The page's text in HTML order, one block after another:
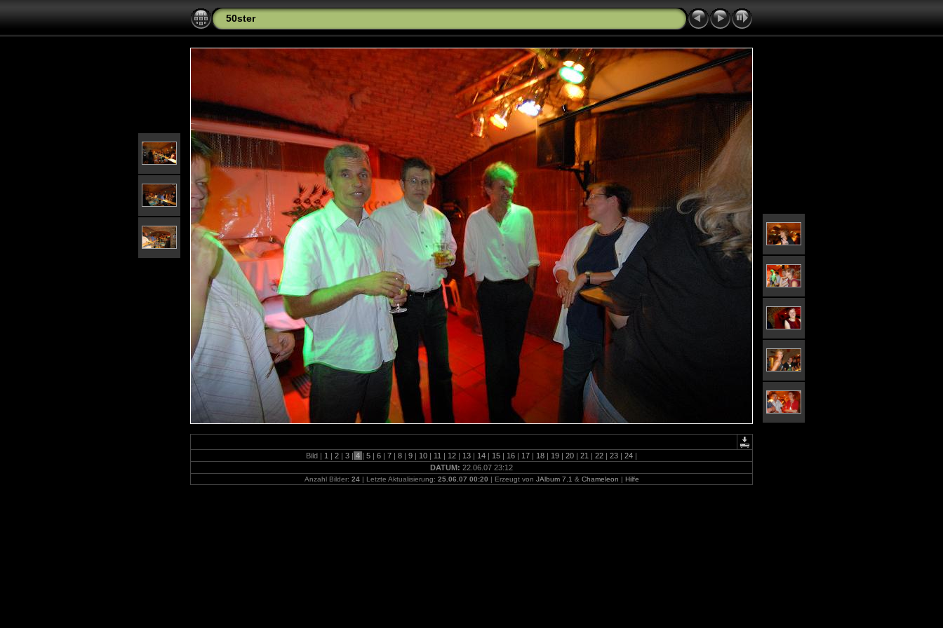
50ster
Bild | 1 | 2 | 3 | 4 | 5 | 6 | 7 | 8 | 9 | 10 | 11 | 12 | 13 | 14 | 15 | 16 | 17 | 18 | 19 | 20 | 21 | 22 | 23 | 24 |
DATUM: 22.06.07 23:12
Anzahl Bilder: 24| Letzte Aktualisierung: 25.06.07 00:20 | Erzeugt von JAlbum 7.1 & Chameleon | Hilfe